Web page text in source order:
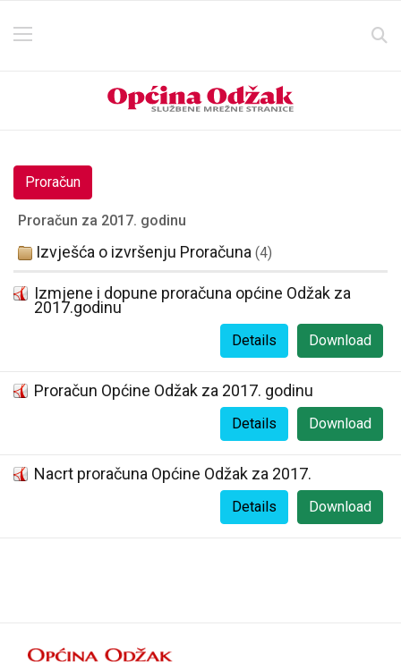
Proračun
Proračun za 2017. godinu
Izvješća o izvršenju Proračuna (4)
Izmjene i dopune proračuna općine Odžak za
2017.godinu
Download
Details
Proračun Općine Odžak za 2017. godinu
Download
Details
Nacrt proračuna Općine Odžak za 2017.
Download
Details